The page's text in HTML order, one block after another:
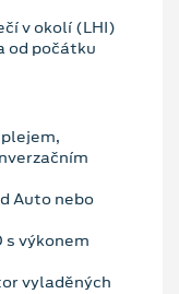
v okolí (LHI)
od počátku
Auto nebo
výkonem
vyladěných